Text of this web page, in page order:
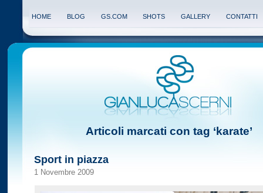
HOME BLOG GS.COM SHOTS GALLERY CONTATTI
Articoli marcati con tag ‘karate’
Sport in piazza
1 Novembre 2009